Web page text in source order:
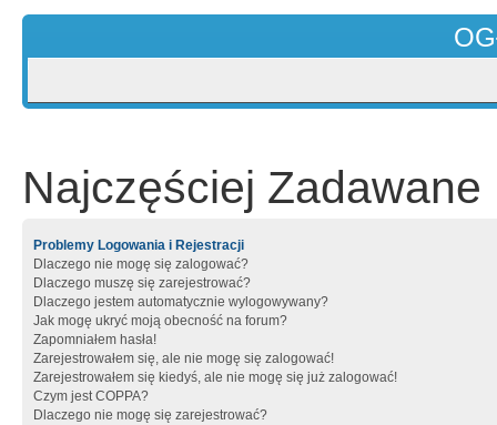
Najczęściej Zadawane
Problemy Logowania i Rejestracji
Dlaczego nie mogę się zalogować?
Dlaczego muszę się zarejestrować?
Dlaczego jestem automatycznie wylogowywany?
Jak mogę ukryć moją obecność na forum?
Zapomniałem hasła!
Zarejestrowałem się, ale nie mogę się zalogować!
Zarejestrowałem się kiedyś, ale nie mogę się już zalogować!
Czym jest COPPA?
Dlaczego nie mogę się zarejestrować?